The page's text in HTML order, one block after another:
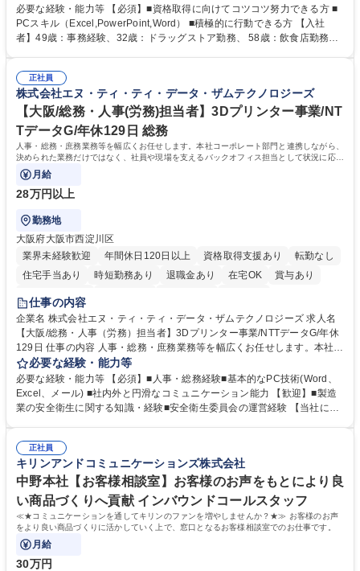
【年収補足】532万円 ＋別途インセンティヴで平均約100万円/年（昨年度
実績） ＋管理業務主任者資格手当50,000円/月 ★親会社である株式会社合
人社計画研究所社のグループ会社として、質の高いサービスと適性価格を
無/年休123日
必要な経験・能力等 【必須】■資格取得に向けてコツコツ努力できる方 ■
PCスキル（Excel,PowerPoint,Word） ■積極的に行動できる方 【入社
者】49歳：事務経験、32歳：ドラッグストア勤務、 58歳：飲食店勤務
得出来ております！ 【魅力】■フレックス制度、未経験からでも下限年収
を一律支給！ ■管理業務主任者資格取得後には50,000円/月の手当あり！
学歴・資格 学歴：大学院 大学 高専 短大 専修学校 高校 語学力： 資格：第
一種運転免許普通自動車
正社員
株式会社エヌ・ティ・ティ・データ・ザムテクノロジーズ
【大阪/総務・人事(労務)担当者】3Dプリンター事業/NT
TデータG/年休129日 総務
人事・総務・庶務業務等を幅広くお任せします。本社コーポレート部門と連携しながら、
決められた業務だけではなく、社員や現場を支えるバックオフィス担当として状況に応じ
て柔軟に対応いただくことを期待します。
月給
28万円以上
勤務地
大阪府大阪市西淀川区
業界未経験歓迎
年間休日120日以上 資格取得支援あり
転勤なし
住宅手当あり
時短勤務あり 退職金あり 在宅OK
賞与あり
完全週休2日制
仕事の内容
企業名 株式会社エヌ・ティ・ティ・データ・ザムテクノロジーズ 求人名
【大阪/総務・人事（労務）担当者】3Dプリンター事業/NTTデータG/年休
129日 仕事の内容 人事・総務・庶務業務等を幅広くお任せします。本社コ
ーポレート部門と連携しながら、決められた業務だけではなく、社員や現
場を支えるバックオフィス担当として状況に応じて柔軟に対応いただくこ
とを期待します。 【詳細】■入退社手続き、社員情報管理■入社時オリエ
ンテーションの実施■勤怠・各種申請内容の確認■採用業務のサポート■来
生に関する業務等■健康診断、産業医面談、休職・復職手続き等の労務サ
ポート■社内ルールの運用・各種社内案内■その他、拠点運営に関わる管理
部門業務 募集職種 【大阪/総務・人事（労務）担当者】3Dプリンター事
業/NTTデータG/年休129日
必要な経験・能力等
必要な経験・能力等 【必須】■人事・総務経験■基本的なPC技術(Word、
Excel、メール) ■社内外と円滑なコミュニケーション能力 【歓迎】■製造
業の安全衛生に関する知識・経験■安全衛生委員会の運営経験 【当社につ
アが磨けます。 ◎NTTデータグループであり福利厚生は充実しているとと
もに、働き方改革も推進しています。 学歴・資格 学歴：大学院 大学 高専
短大 専修学校 語学力： 資格：
正社員
キリンアンドコミュニケーションズ株式会社
中野本社【お客様相談室】お客様のお声をもとにより良
い商品づくりへ貢献 インバウンドコールスタッフ
≪★コミュニケーションを通してキリンのファンを増やしませんか？★≫ お客様のお声
をより良い商品づくりに活かしていく上で、窓口となるお客様相談室でのお仕事です。
月給
30万円